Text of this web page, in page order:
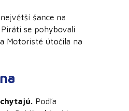
největší šance na
se pohybovali
Motoristé útočila na
Podľa